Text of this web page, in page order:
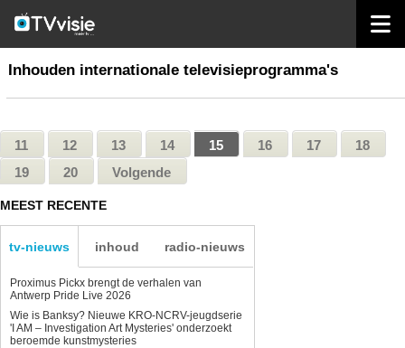
inhoud internationaal
Inhouden internationale televisieprogramma's
11 12 13 14 15 16 17
18
19
20 Volgende
MEEST RECENTE
tv-nieuws inhoud radio-nieuws
Proximus Pickx brengt de verhalen van
Antwerp Pride Live 2026
Wie is Banksy? Nieuwe KRO-NCRV-jeugdserie
'I AM – Investigation Art Mysteries' onderzoekt
beroemde kunstmysteries